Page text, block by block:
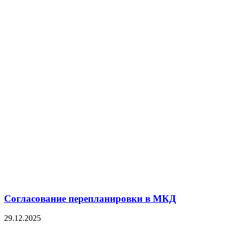
Согласование перепланировки в МКД
29.12.2025